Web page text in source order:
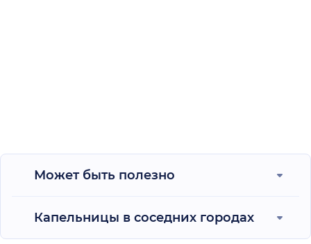
Может быть полезно
Капельницы в соседних городах